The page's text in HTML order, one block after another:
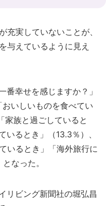
充実していないことが、
与えているように見え
幸せを感じますか？」
いしいものを食べてい
家族と過ごしていると
いるとき」（13.3％）、
いるとき」「海外旅行に
なった。
リビング新聞社の堀弘昌